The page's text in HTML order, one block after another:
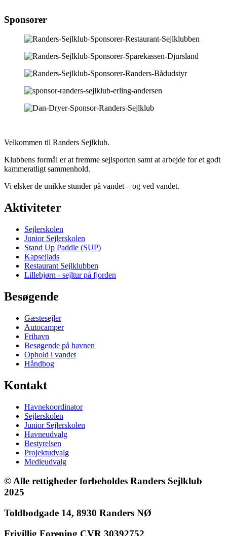
Sponsorer
Velkommen til Randers Sejlklub.
Klubbens formål er at fremme sejlsporten samt at arbejde for et godt
kammeratligt sammenhold.
Vi elsker de unikke stunder på vandet – og ved vandet.
Aktiviteter
Sejlerskolen
Junior Sejlerskolen
Stand Up Paddle (SUP)
Kapsejlads
Restaurant Sejlklubben
Lillebjørn - sejltur på fjorden
Besøgende
Gæstesejler
Autocamper
Frihavn
Besøgende på havnen
Ophold i vandet
Håndbog
Kontakt
Havnekoordinator
Sejlerskolen
Junior Sejlerskolen
Havneudvalg
Bestyrelsen
Projektudvalg
Medieudvalg
© Alle rettigheder forbeholdes Randers Sejlklub
2025
Toldbodgade 14, 8930 Randers NØ
Frivillig Forening CVR 30392752